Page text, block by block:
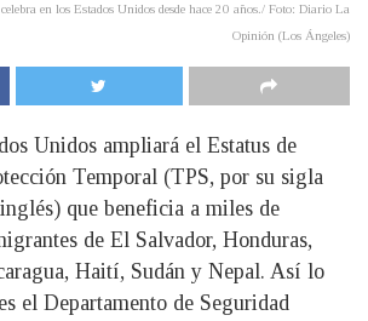
en los Estados Unidos desde hace 20 años./ Foto: Diario La
Opinión (Los Ángeles)
Unidos ampliará el Estatus de
Temporal (TPS, por su sigla
que beneficia a miles de
de El Salvador, Honduras,
Haití, Sudán y Nepal. Así lo
el Departamento de Seguridad